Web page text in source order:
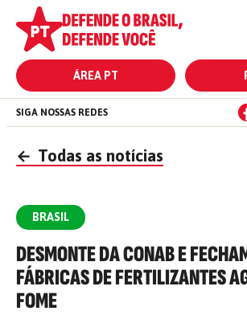
ÁREA PT
SIGA NOSSAS REDES
← Todas as notícias
BRASIL
DESMONTE DA CONAB E
FÁBRICAS DE FERTILIZANTES
FOME